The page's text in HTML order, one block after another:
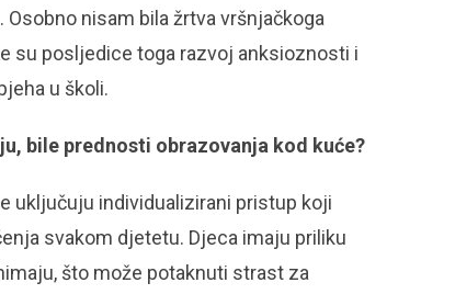
nisam bila žrtva vršnjačkoga
su posljedice toga razvoj anksioznosti i
u školi.
bile prednosti obrazovanja kod kuće?
uključuju individualizirani pristup koji
svakom djetetu. Djeca imaju priliku
što može potaknuti strast za